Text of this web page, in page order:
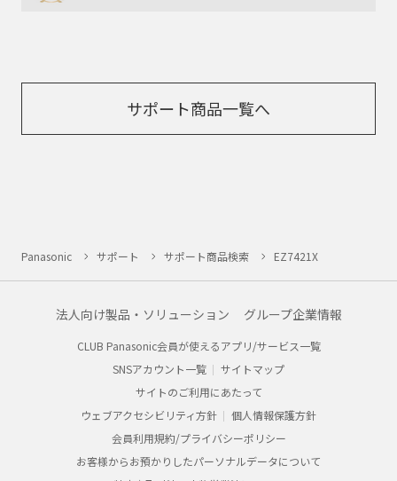
サポート商品一覧へ
Panasonic サポート サポート商品検索 EZ7421X
法人向け製品・ソリューション グループ企業情報
CLUB Panasonic会員が使えるアプリ/サービス一覧
SNSアカウント一覧
サイトマップ
サイトのご利用にあたって
ウェブアクセシビリティ方針
個人情報保護方針
会員利用規約/プライバシーポリシー
お客様からお預かりしたパーソナルデータについて